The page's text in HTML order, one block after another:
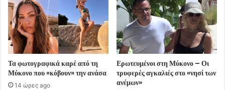
Τα φωτογραφικά καρέ από τη
Μύκονο που «κόβουν» την ανάσα
14 ώρες ago
Ερωτευμένοι στη Μύκονο – Οι
τρυφερές αγκαλιές στο «νησί των
ανέμων»